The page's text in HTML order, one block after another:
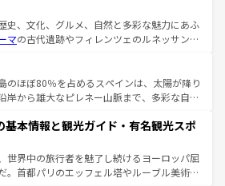
史、文化、グルメ、自然と多彩な魅力にあふ
マの古代遺跡やフィレンツェのルネッサンス
ーナの美しい田園風景やアマルフィ海岸の絶
景観も見逃せない。観光の合間には、本場の
など、絶品のイタリア料理を堪能することも
イタリアで、忘れられない旅をしてみよう！
イタリア情報は
のほぼ80％を占めるスペインは、太陽が降り
岸から雄大なピレネー山脈まで、多彩な自然
この国では、情熱的なフラメンコ、熱気あふ
して美味しいタパスが生活の一部となってい
リードの洗練された雰囲気や、バルセロナの
た街角から、地方では古代ローマ遺跡や中世
基本情報と観光ガイド・有名観光スポ
世界中の旅行者を魅了し続けるヨーロッパ屈
。首都パリのエッフェル塔やルーブル美術館